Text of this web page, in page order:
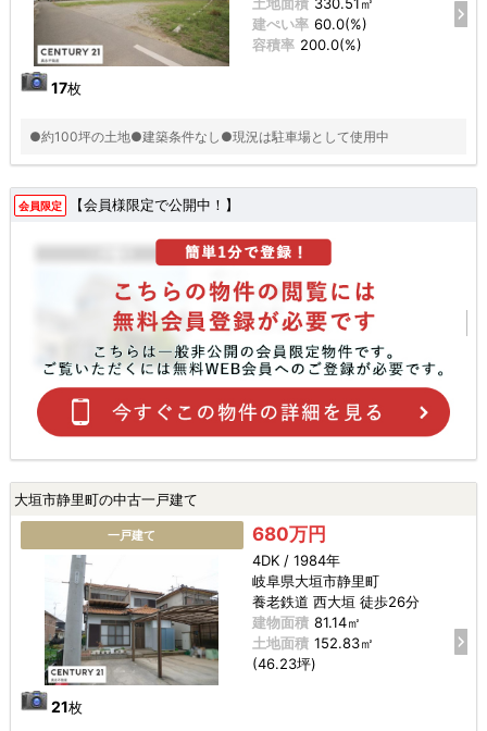
17枚
建ぺい率 60.0(%)
容積率 200.0(%)
●約100坪の土地●建築条件なし●現況は駐車場として使用中
会員限定 【会員様限定で公開中！】
大垣市静里町の中古一戸建て
一戸建て
21枚
680万円
4DK / 1984年
岐阜県大垣市静里町
養老鉄道 西大垣 徒歩26分
建物面積 81.14㎡
土地面積 152.83㎡
(46.23坪)